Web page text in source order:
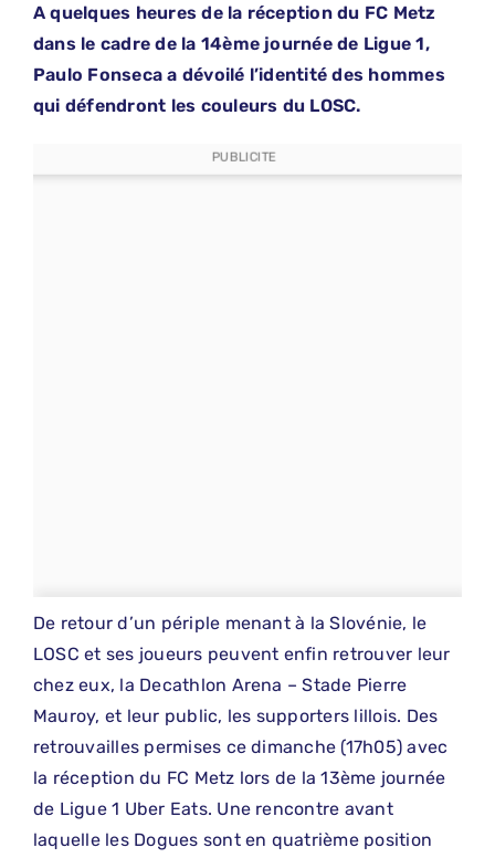
A quelques heures de la réception du FC Metz
dans le cadre de la 14ème journée de Ligue 1,
Paulo Fonseca a dévoilé l’identité des hommes
qui défendront les couleurs du LOSC.
PUBLICITE
De retour d’un périple menant à la Slovénie, le
LOSC et ses joueurs peuvent enfin retrouver leur
chez eux, la Decathlon Arena – Stade Pierre
Mauroy, et leur public, les supporters lillois. Des
retrouvailles permises ce dimanche (17h05) avec
la réception du FC Metz lors de la 13ème journée
de Ligue 1 Uber Eats. Une rencontre avant
laquelle les Dogues sont en quatrième position